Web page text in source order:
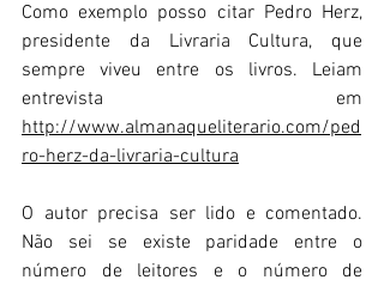
Como exemplo posso citar Pedro Herz,
presidente da Livraria Cultura, que
sempre viveu entre os livros. Leiam
http://www.almanaqueliterario.com/ped
ro-herz-da-livraria-cultura
O autor precisa ser lido e comentado.
Não sei se existe paridade entre o
número de leitores e o número de